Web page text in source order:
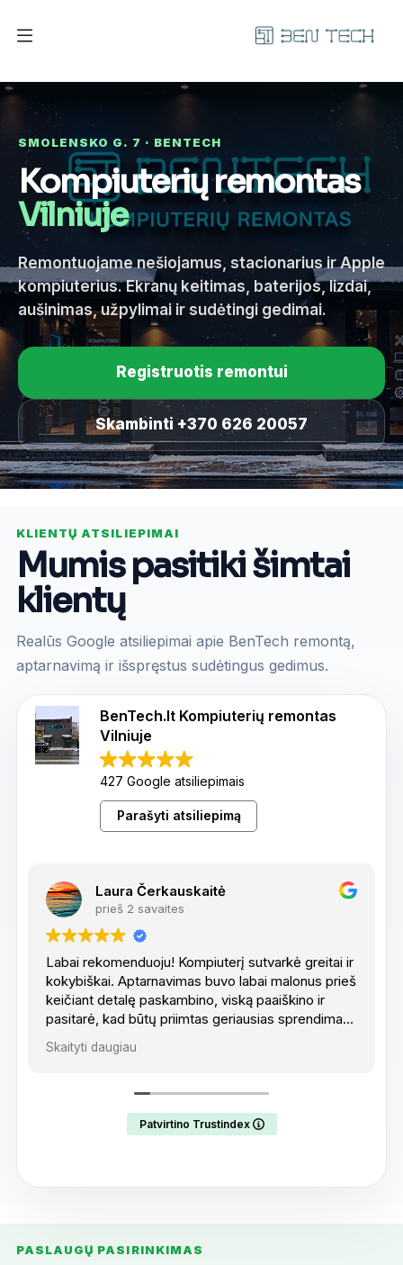
SMOLENSKO G. 7 · BENTECH
Kompiuterių remontas
Vilniuje
Remontuojame nešiojamus, stacionarius ir Apple
kompiuterius. Ekranų keitimas, baterijos, lizdai,
aušinimas, užpylimai ir sudėtingi gedimai.
Registruotis remontui
Skambinti +370 626 20057
KLIENTŲ ATSILIEPIMAI
Mumis pasitiki šimtai
klientų
Realūs Google atsiliepimai apie BenTech remontą,
aptarnavimą ir išspręstus sudėtingus gedimus.
BenTech.lt Kompiuterių remontas
Vilniuje
427 Google atsiliepimais
Parašyti atsiliepimą
greitai ir
prieš
Orestas Savickis
prieš 3 savaites
Super labai greit padare ur kokybiškai
Patvirtino Trustindex
PASLAUGŲ PASIRINKIMAS